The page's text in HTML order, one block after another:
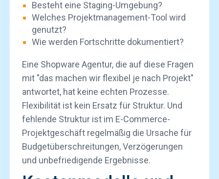
Besteht eine Staging-Umgebung?
Welches Projektmanagement-Tool wird
genutzt?
Wie werden Fortschritte dokumentiert?
Eine Shopware Agentur, die auf diese Fragen
mit "das machen wir flexibel je nach Projekt"
antwortet, hat keine echten Prozesse.
Flexibilität ist kein Ersatz für Struktur. Und
fehlende Struktur ist im E-Commerce-
Projektgeschäft regelmäßig die Ursache für
Budgetüberschreitungen, Verzögerungen
und unbefriedigende Ergebnisse.